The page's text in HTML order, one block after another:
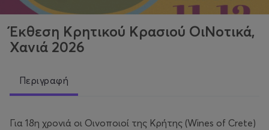
Έκθεση Κρητικού Κρασιού ΟιΝοτικά,
Χανιά 2026
Περιγραφή
Για 18η χρονιά οι Οινοποιοί της Κρήτης (Wines of Crete)